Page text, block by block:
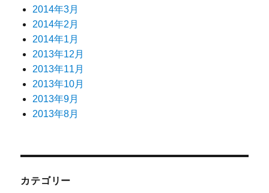
2014年3月
2014年2月
2014年1月
2013年12月
2013年11月
2013年10月
2013年9月
2013年8月
カテゴリー